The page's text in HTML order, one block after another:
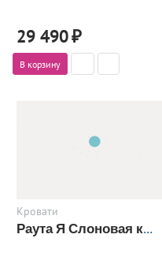
29 490₽
В корзину
Кровати
Раута Я Слоновая кость